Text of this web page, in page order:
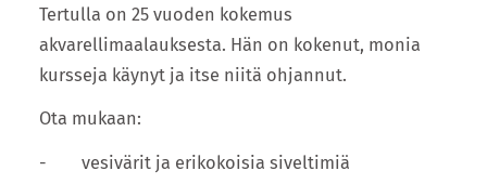
Tertulla on 25 vuoden kokemus
akvarellimaalauksesta. Hän on kokenut, monia
kursseja käynyt ja itse niitä ohjannut.
Ota mukaan:
- vesivärit ja erikokoisia siveltimiä